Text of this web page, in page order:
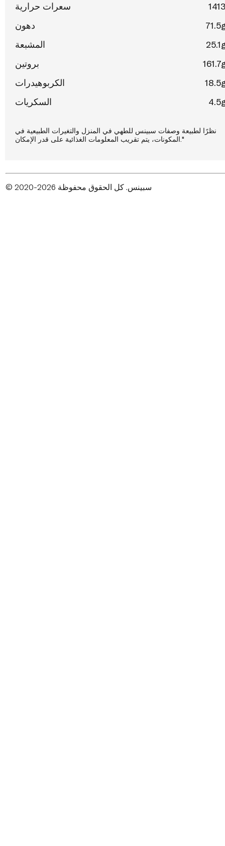
سعرات حرارية
دهون
المشبعة
بروتين
الكربوهيدرات
السكريات
نظرًا لطبيعة وصفات سبينس للطهي في المنزل والتغيرات الطبيعية في
المكونات، يتم تقريب المعلومات الغذائية على قدر الإمكان."
© 2020-2026 سبينس. كل الحقوق محفوظة